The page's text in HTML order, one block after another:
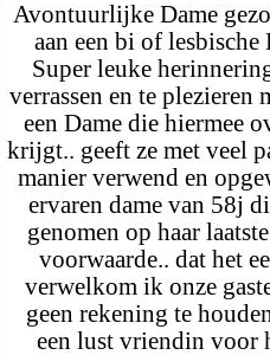
Avontuurlijke Dame
aan een bi of lesbische
Super leuke
verrassen en te plezieren
een Dame die hiermee
krijgt.. geeft ze met veel
manier verwend en
ervaren dame van 58j
genomen op haar
voorwaarde.. dat het
verwelkom ik onze
geen rekening te
een lust vriendin voor